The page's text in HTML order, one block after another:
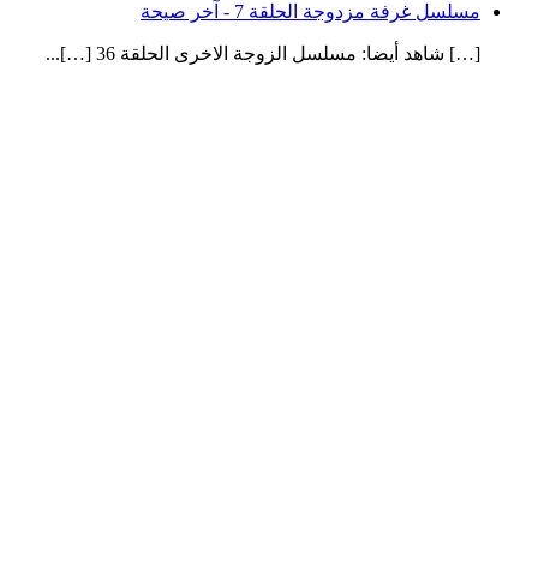
مسلسل غرفة مزدوجة الحلقة 7 - آخر صيحة
[…] شاهد أيضا: مسلسل الزوجة الاخرى الحلقة 36 […]...